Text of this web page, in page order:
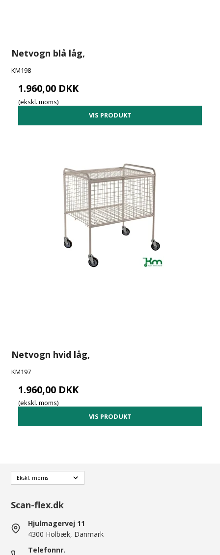
Netvogn blå låg,
KM198
1.960,00 DKK
(ekskl. moms)
VIS PRODUKT
Netvogn hvid låg,
KM197
1.960,00 DKK
(ekskl. moms)
VIS PRODUKT
Scan-flex.dk
Hjulmagervej 11
4300 Holbæk, Danmark
Telefonnr.